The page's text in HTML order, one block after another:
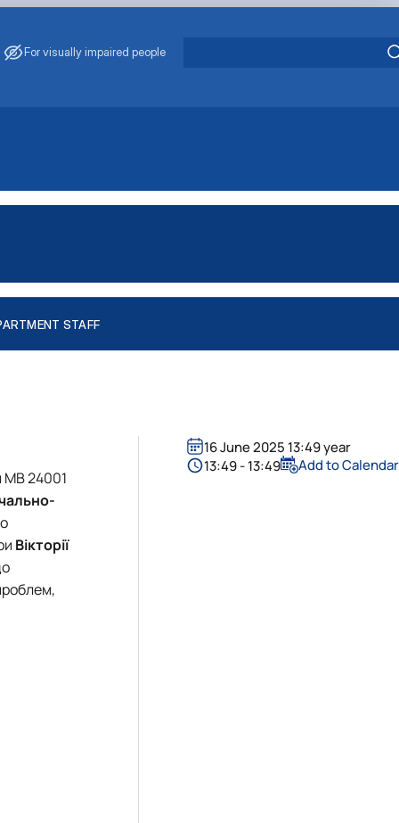
For visually impaired people
STAFF
МВ 24001
Вікторії
16 June 2025 13:49 year
13:49 - 13:49
Add to Calendar